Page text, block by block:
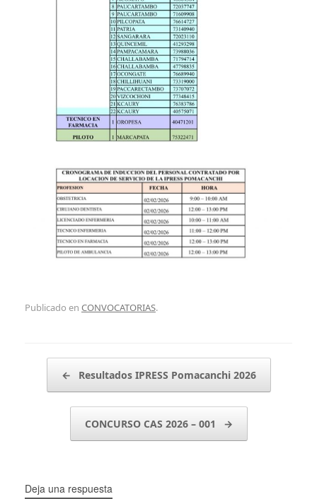
Publicado en CONVOCATORIAS.
Navegador de artículos
← Resultados IPRESS Pomacanchi 2026
CONCURSO CAS 2026 – 001 →
Deja una respuesta